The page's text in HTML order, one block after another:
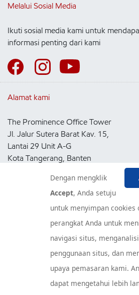
Melalui Sosial Media
Ikuti sosial media kami untuk
informasi penting dari kami
Alamat kami
The Prominence Office Tower
Jl. Jalur Sutera Barat Kav. 15,
Lantai 29 Unit A-G
Kota Tangerang, Banten
Pusat Layanan Konsumen
Dengan mengklik
Accept, Anda setuju
untuk menyimpan cookies
perangkat Anda untuk
navigasi situs,
penggunaan situs, dan
upaya pemasaran kami.
dapat mengetahui lebih